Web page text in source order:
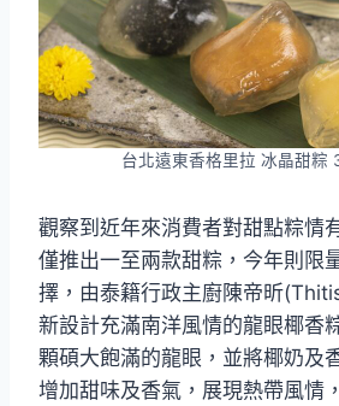
台北遠東香格里拉 冰晶甜粽
觀察到近年來消費者對甜點粽情
僅推出一至兩款甜粽，今年則限
擇，由泰籍行政主廚陳帝昕
新設計充滿南洋風情的龍眼椰香
顆碩大飽滿的龍眼，並將椰奶及
增加甜味及香氣，展現熱帶風情